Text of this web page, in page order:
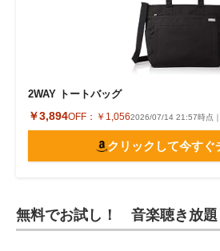
2WAY トートバッグ
￥3,894OFF： ￥1,0562026/07/14 21:57時点
クリックして今すぐ
無料でお試し！ 音楽聴き放題